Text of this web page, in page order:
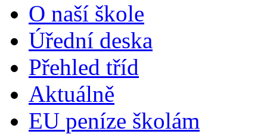
O naší škole
Úřední deska
Přehled tříd
Aktuálně
EU peníze školám